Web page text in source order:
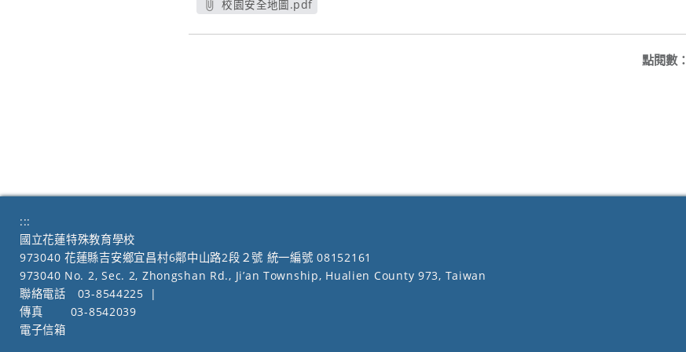
校園安全地圖.pdf
點閱數：
:::
國立花蓮特殊教育學校
973040 花蓮縣吉安鄉宜昌村6鄰中山路2段２號 統一編號 08152161
973040 No. 2, Sec. 2, Zhongshan Rd., Ji’an Township, Hualien County 973, Taiwan
聯絡電話
03-8544225
|
傳真
03-8542039
電子信箱